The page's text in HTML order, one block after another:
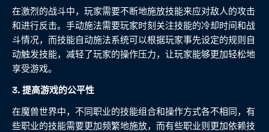
在激烈的战斗中，玩家需要不断地施放技能来应对敌人的攻击
和进行反击。手动施法需要玩家时刻关注技能的冷却时间和战
斗情况，而技能自动施法系统可以根据玩家事先设定的规则自
动触发技能，减轻了玩家的操作压力，让玩家能够更加轻松地
享受游戏。
3. 提高游戏的公平性
在魔兽世界中，不同职业的技能组合和操作方式各不相同，有
些职业的技能需要更加频繁地施放，而有些职业则更加依赖技